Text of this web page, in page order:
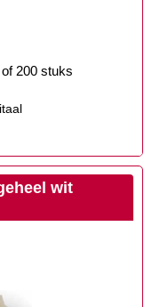
200 stuks
wit